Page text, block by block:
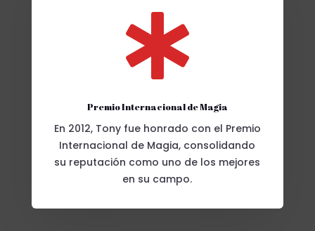

Premio Internacional de Magia
En 2012, Tony fue honrado con el Premio
Internacional de Magia, consolidando
su reputación como uno de los mejores
en su campo.